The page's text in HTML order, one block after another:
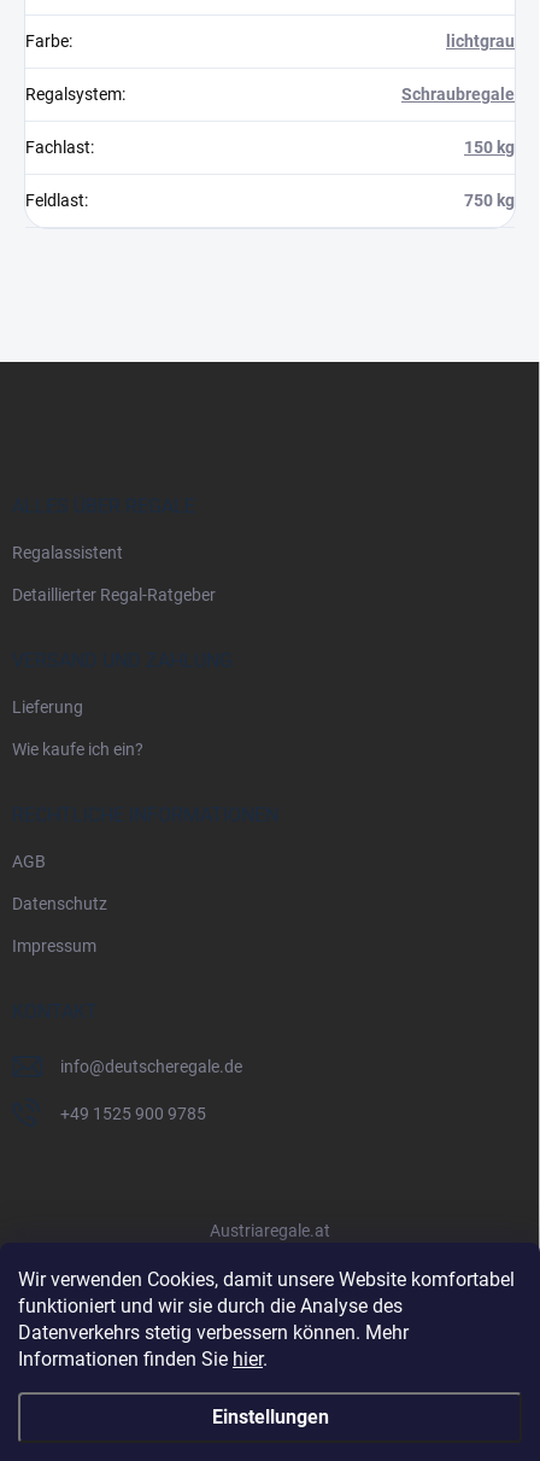
Wir verwenden Cookies, damit unsere Website komfortabel
funktioniert und wir sie durch die Analyse des
Datenverkehrs stetig verbessern können. Mehr
Informationen finden Sie hier.
Einstellungen
Farbe: lichtgrau
Regalsystem: Schraubregale
Fachlast: 150 kg
Feldlast: 750 kg
ALLES ÜBER REGALE
Regalassistent
Detaillierter Regal-Ratgeber
VERSAND UND ZAHLUNG
Lieferung
Wie kaufe ich ein?
RECHTLICHE INFORMATIONEN
AGB
Datenschutz
Impressum
KONTAKT
info@deutscheregale.de
+49 1525 900 9785
Austriaregale.at